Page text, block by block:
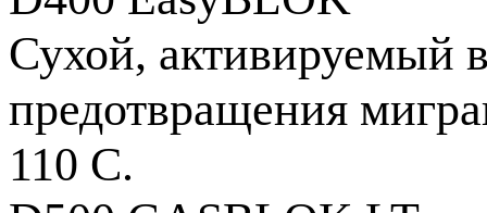
Сухой, активируемый
предотвращения
110 С.